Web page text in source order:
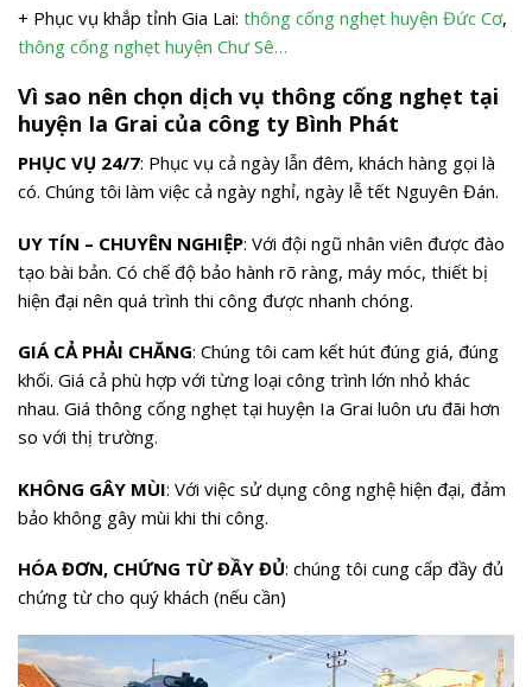
+ Phục vụ khắp tỉnh Gia Lai: thông cống nghẹt huyện Đức Cơ,
thông cống nghẹt huyện Chư Sê…
Vì sao nên chọn dịch vụ thông cống nghẹt tại
huyện Ia Grai của công ty Bình Phát
PHỤC VỤ 24/7: Phục vụ cả ngày lẫn đêm, khách hàng gọi là
có. Chúng tôi làm việc cả ngày nghỉ, ngày lễ tết Nguyên Đán.
UY TÍN – CHUYÊN NGHIỆP: Với đội ngũ nhân viên được đào
tạo bài bản. Có chế độ bảo hành rõ ràng, máy móc, thiết bị
hiện đại nên quá trình thi công được nhanh chóng.
GIÁ CẢ PHẢI CHĂNG: Chúng tôi cam kết hút đúng giá, đúng
khối. Giá cả phù hợp với từng loại công trình lớn nhỏ khác
nhau. Giá thông cống nghẹt tại huyện Ia Grai luôn ưu đãi hơn
so với thị trường.
KHÔNG GÂY MÙI: Với việc sử dụng công nghệ hiện đại, đảm
bảo không gây mùi khi thi công.
HÓA ĐƠN, CHỨNG TỪ ĐẦY ĐỦ: chúng tôi cung cấp đầy đủ
chứng từ cho quý khách (nếu cần)